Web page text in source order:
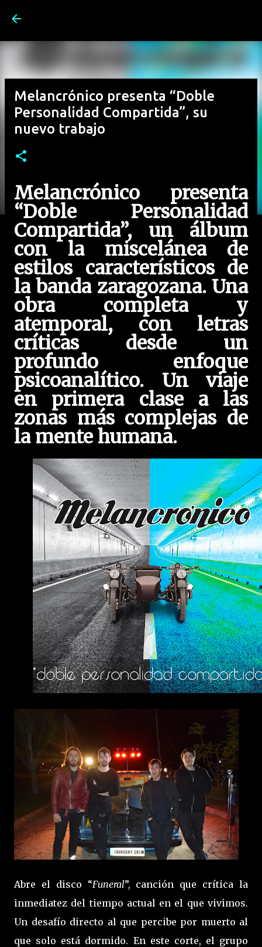
Melancrónico presenta “Doble
Personalidad Compartida”, su
nuevo trabajo
Melancrónico presenta
“Doble Personalidad
Compartida”, un álbum
con la miscelánea de
estilos característicos de
la banda zaragozana. Una
obra completa y
atemporal, con letras
críticas desde un
profundo enfoque
psicoanalítico. Un viaje
en primera clase a las
zonas más complejas de
la mente humana.
Abre el disco “Funeral”, canción que crítica la
inmediatez del tiempo actual en el que vivimos.
Un desafío directo al que percibe por muerto al
que solo está dormido. En este corte, el grupo